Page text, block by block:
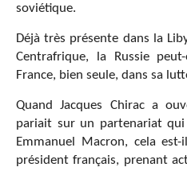
soviétique.
Déjà très présente dans la
Centrafrique, la Russie
France, bien seule, dans sa
Quand Jacques Chirac a
pariait sur un partenariat qui
Emmanuel Macron, cela
président français, prenant